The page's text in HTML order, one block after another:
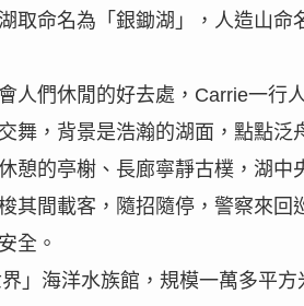
取命名為「銀鋤湖」，人造山命
人們休閒的好去處， Carrie一行
舞，背景是浩瀚的湖面，點點泛
憩的亭榭、長廊寧靜古樸，湖中
其間載客，隨招隨停，警察來回
全。
」海洋水族館，規模一萬多平方